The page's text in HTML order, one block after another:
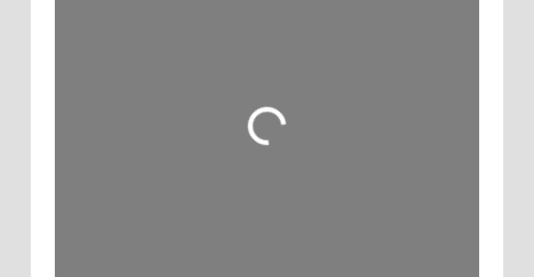
Wird geladen …